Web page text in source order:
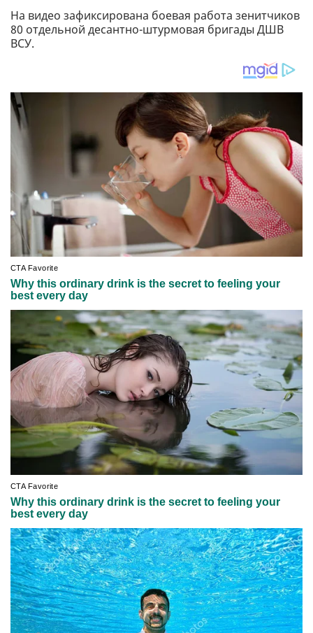
На видео зафиксирована боевая работа зенитчиков
80 отдельной десантно-штурмовая бригады ДШВ
ВСУ.